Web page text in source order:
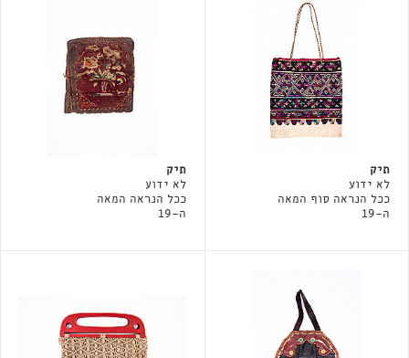
תיק
לא ידוע
ככל הנראה סוף המאה
ה-19
תיק
לא ידוע
ככל הנראה המאה
ה-19